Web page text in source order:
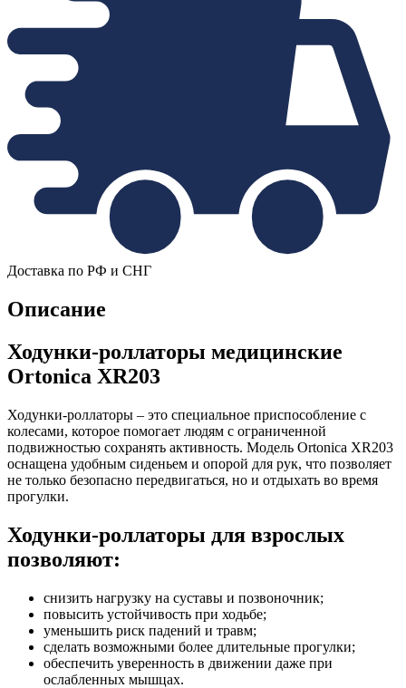
Доставка по РФ и СНГ
Описание
Ходунки-роллаторы медицинские
Ortonica XR203
Ходунки-роллаторы – это специальное приспособление с
колесами, которое помогает людям с ограниченной
подвижностью сохранять активность. Модель Ortonica XR203
оснащена удобным сиденьем и опорой для рук, что позволяет
не только безопасно передвигаться, но и отдыхать во время
прогулки.
Ходунки-роллаторы для взрослых
позволяют:
снизить нагрузку на суставы и позвоночник;
повысить устойчивость при ходьбе;
уменьшить риск падений и травм;
сделать возможными более длительные прогулки;
обеспечить уверенность в движении даже при
ослабленных мышцах.